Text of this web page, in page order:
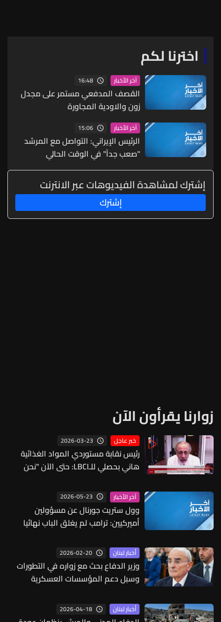
انفجرتا أثناء التجهيز لعملية
التفكيك
اخترنا لكم
آخر الأخبار 16:48
القصف المدفعي مستمر على مجدل
زون والاودية المجاورة
آخر الأخبار 15:06
الرئيس الإيراني: التواصل مع المرشد
"صعب جداً" في الوقت الحالي
إشترك لمشاهدة الفيديوهات عبر الانترنت
إشترك
زوارنا يقرأون الآن
خبر عاجل 2026-03-23
رئيس نقابة مستوردي المواد الغذائية
هاني بحصلي للـLBCI: حتى الآن "نحن
الأساس هو مرفأ بيروت ومطار بيروت
وطالما أن المرفأ لا يزال يعمل فلا
مشكلة في التموين ووصول البضائع
آخر الأخبار 2026-05-23
وول ستريت جورنال عن مسؤولين
أميركيين: ترامب لم يغلق الباب نهائيا
المحادثات
أخبار لبنان 2026-02-20
وزير الدفاع بحث مع زواره في التطورات
وسبل دعم المؤسسات العسكرية
أخبار لبنان 2026-04-18